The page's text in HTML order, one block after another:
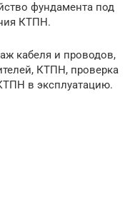
фундамента под
КТПН.
кабеля и проводов,
КТПН, проверка
в эксплуатацию.